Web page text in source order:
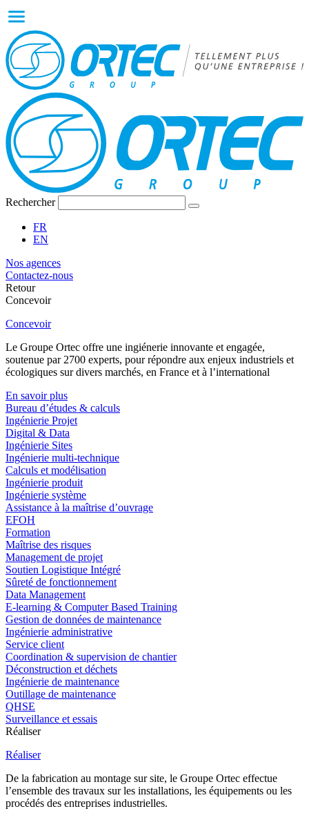
Rechercher
FR
EN
Nos agences
Contactez-nous
Retour
Concevoir
Concevoir
Le Groupe Ortec offre une ingiénerie innovante et engagée,
soutenue par 2700 experts, pour répondre aux enjeux industriels et
écologiques sur divers marchés, en France et à l’international
En savoir plus
Bureau d’études & calculs
Ingénierie Projet
Digital & Data
Ingénierie Sites
Ingénierie multi-technique
Calculs et modélisation
Ingénierie produit
Ingénierie système
Assistance à la maîtrise d’ouvrage
EFOH
Formation
Maîtrise des risques
Management de projet
Soutien Logistique Intégré
Sûreté de fonctionnement
Data Management
E-learning & Computer Based Training
Gestion de données de maintenance
Ingénierie administrative
Service client
Coordination & supervision de chantier
Déconstruction et déchets
Ingénierie de maintenance
Outillage de maintenance
QHSE
Surveillance et essais
Réaliser
Réaliser
De la fabrication au montage sur site, le Groupe Ortec effectue
l’ensemble des travaux sur les installations, les équipements ou les
procédés des entreprises industrielles.